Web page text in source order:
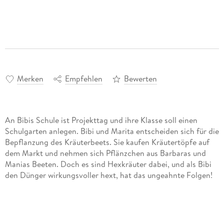
Merken Empfehlen Bewerten
An Bibis Schule ist Projekttag und ihre Klasse soll einen
Schulgarten anlegen. Bibi und Marita entscheiden sich für die
Bepflanzung des Kräuterbeets. Sie kaufen Kräutertöpfe auf
dem Markt und nehmen sich Pflänzchen aus Barbaras und
Manias Beeten. Doch es sind Hexkräuter dabei, und als Bibi
den Dünger wirkungsvoller hext, hat das ungeahnte Folgen!